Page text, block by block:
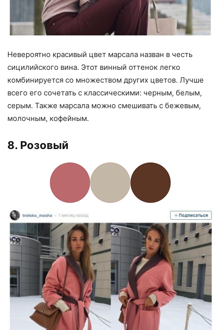
Невероятно красивый цвет марсала назван в честь
сицилийского вина. Этот винный оттенок легко
комбинируется со множеством других цветов. Лучше
всего его сочетать с классическими: черным, белым,
серым. Также марсала можно смешивать с бежевым,
молочным, кофейным.
8. Розовый